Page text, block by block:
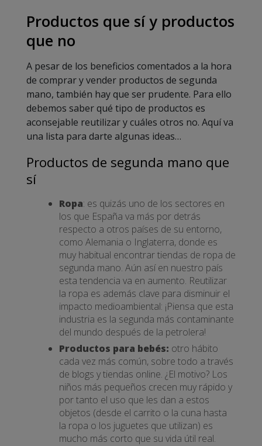
Productos que sí y productos
que no
A pesar de los beneficios comentados a la hora
de comprar y vender productos de segunda
mano, también hay que ser prudente. Para ello
debemos saber qué tipo de productos es
aconsejable reutilizar y cuáles otros no. Aquí va
una lista para darte algunas ideas…
Productos de segunda mano que
sí
Ropa: es quizás uno de los sectores en
los que España va más por detrás
respecto a otros países de su entorno,
como Alemania o Inglaterra, donde es
muy habitual encontrar tiendas de ropa de
segunda mano. Aún así en nuestro país
esta tendencia va en aumento. Reutilizar
la ropa es además clave para disminuir el
impacto medioambiental: ¡Piensa que esta
industria es la segunda más contaminante
del mundo después de la petrolera!
Productos para bebés: otro hábito
cada vez más común, sobre todo a través
de blogs y tiendas online. ¿El motivo? Los
niños más pequeños crecen muy rápido y
por tanto el uso que les dan a estos
objetos (desde el carrito o la cuna hasta
la ropa o los juguetes que utilizan) es
mucho más corto que su vida útil real.